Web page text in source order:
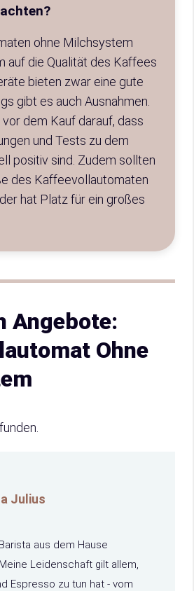
ohne Milchsystem
auf die Qualität des Kaffees
bieten zwar eine gute
gibt es auch Ausnahmen.
dem Kauf darauf, dass
und Tests zu dem
positiv sind. Zudem sollten
des Kaffeevollautomaten
hat Platz für ein großes
Angebote:
Ohne
Julius
aus dem Hause
Leidenschaft gilt allem,
Espresso zu tun hat - vom